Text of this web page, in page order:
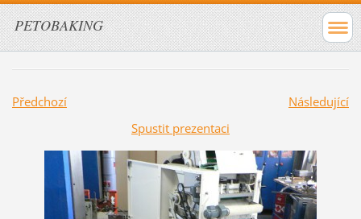
PETOBAKING
Předchozí
Následující
Spustit prezentaci